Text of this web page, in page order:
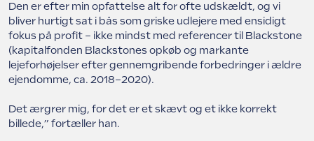
Den er efter min opfattelse alt for ofte udskældt, og vi
bliver hurtigt sat i bås som griske udlejere med ensidigt
fokus på profit – ikke mindst med referencer til Blackstone
(kapitalfonden Blackstones opkøb og markante
lejeforhøjelser efter gennemgribende forbedringer i ældre
ejendomme, ca. 2018–2020).
Det ærgrer mig, for det er et skævt og et ikke korrekt
billede,” fortæller han.